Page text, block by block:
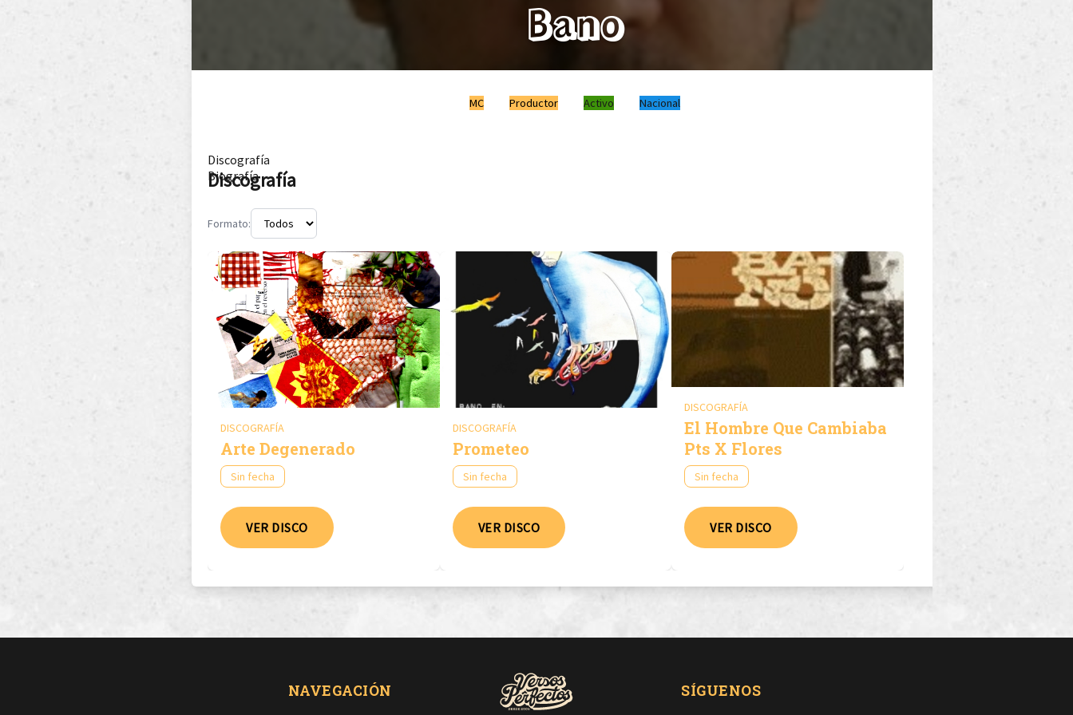
Bano
MC Productor Activo Nacional
Discografía
Biografía
Discografía
Formato:
DISCOGRAFÍA
Arte Degenerado
Sin fecha
VER DISCO
DISCOGRAFÍA
Prometeo
Sin fecha
VER DISCO
DISCOGRAFÍA
El Hombre Que Cambiaba
Pts X Flores
Sin fecha
VER DISCO
NAVEGACIÓN SÍGUENOS